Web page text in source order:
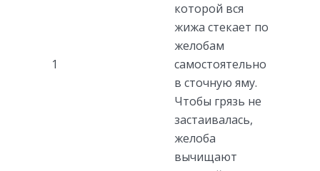
1
которой вся
жижа стекает по
желобам
самостоятельно
в сточную яму.
Чтобы грязь не
застаивалась,
желоба
вычищают